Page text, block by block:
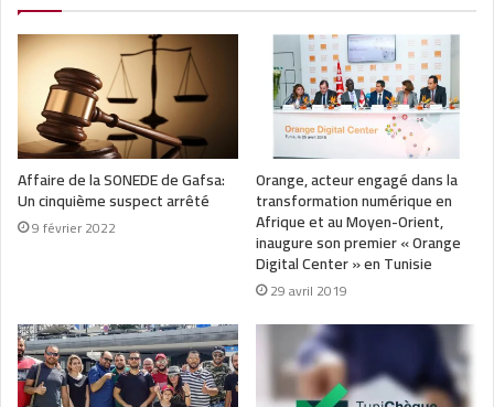
Affaire de la SONEDE de Gafsa:
Un cinquième suspect arrêté
9 février 2022
Orange, acteur engagé dans la
transformation numérique en
Afrique et au Moyen-Orient,
inaugure son premier « Orange
Digital Center » en Tunisie
29 avril 2019